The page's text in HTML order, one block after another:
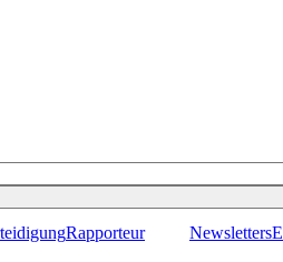
Rapporteur Newsletters